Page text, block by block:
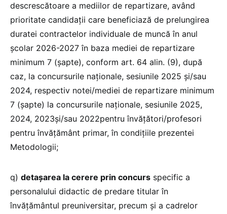
descrescătoare a mediilor de repartizare, având
prioritate candidaţii care beneficiază de prelungirea
duratei contractelor individuale de muncă în anul
şcolar 2026-2027 în baza mediei de repartizare
minimum 7 (şapte), conform art. 64 alin. (9), după
caz, la concursurile naţionale, sesiunile 2025 şi/sau
2024, respectiv notei/mediei de repartizare minimum
7 (şapte) la concursurile naţionale, sesiunile 2025,
2024, 2023şi/sau 2022pentru învăţători/profesori
pentru învățământ primar, în condiţiile prezentei
Metodologii;
q) detaşarea la cerere prin concurs specific a
personalului didactic de predare titular în
învățământul preuniversitar, precum şi a cadrelor